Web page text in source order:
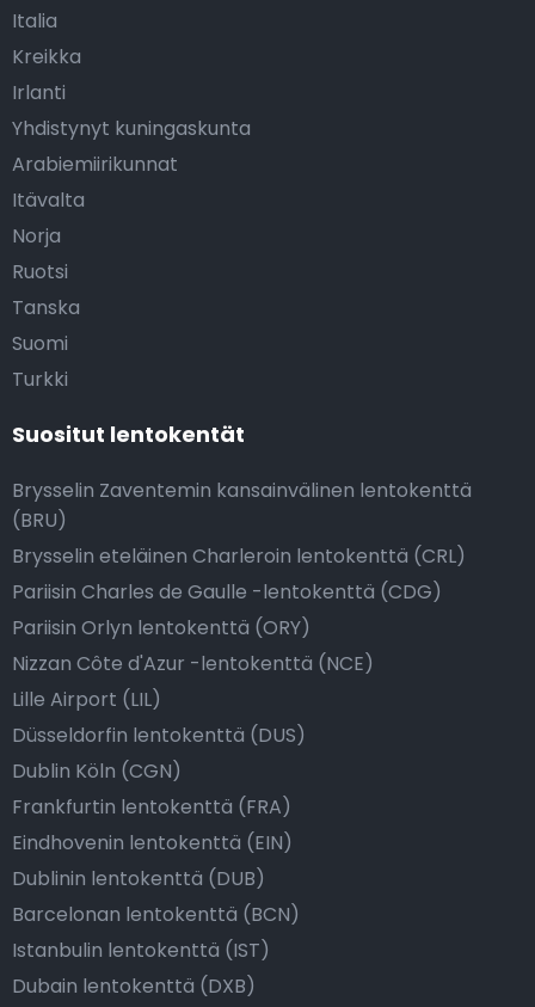
Italia
Kreikka
Irlanti
Yhdistynyt kuningaskunta
Arabiemiirikunnat
Itävalta
Norja
Ruotsi
Tanska
Suomi
Turkki
Suositut lentokentät
Brysselin Zaventemin kansainvälinen lentokenttä
(BRU)
Brysselin eteläinen Charleroin lentokenttä (CRL)
Pariisin Charles de Gaulle -lentokenttä (CDG)
Pariisin Orlyn lentokenttä (ORY)
Nizzan Côte d'Azur -lentokenttä (NCE)
Lille Airport (LIL)
Düsseldorfin lentokenttä (DUS)
Dublin Köln (CGN)
Frankfurtin lentokenttä (FRA)
Eindhovenin lentokenttä (EIN)
Dublinin lentokenttä (DUB)
Barcelonan lentokenttä (BCN)
Istanbulin lentokenttä (IST)
Dubain lentokenttä (DXB)